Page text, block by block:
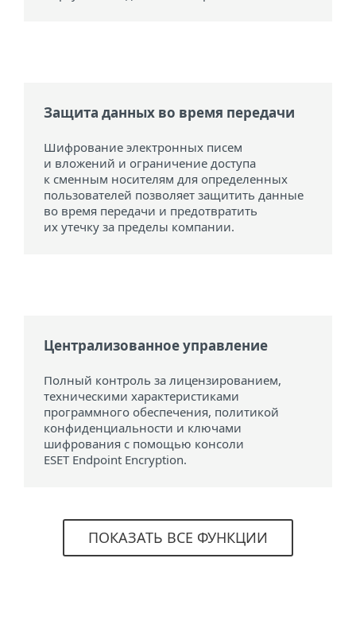
Защита данных во время передачи
Шифрование электронных писем
и вложений и ограничение доступа
к сменным носителям для определенных
пользователей позволяет защитить данные
во время передачи и предотвратить
их утечку за пределы компании.
Централизованное управление
Полный контроль за лицензированием,
техническими характеристиками
программного обеспечения, политикой
конфиденциальности и ключами
шифрования с помощью консоли
ESET Endpoint Encryption.
ПОКАЗАТЬ ВСЕ ФУНКЦИИ